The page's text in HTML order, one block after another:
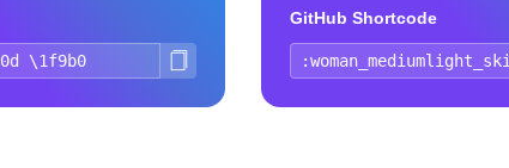
GitHub Shortcode